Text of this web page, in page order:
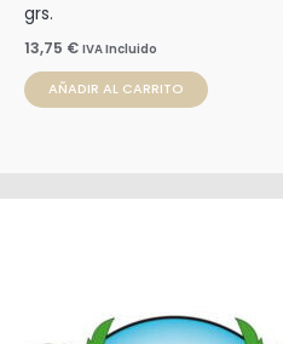
grs.
13,75 € IVA Incluido
AÑADIR AL CARRITO